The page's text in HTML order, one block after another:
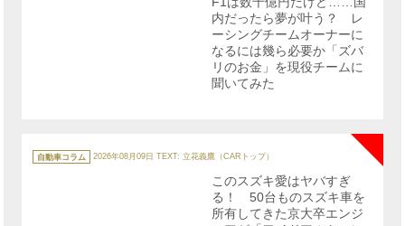
内だったら夢が叶う？ レ
ーシングチームオーナーに
なるには幾ら必要か「ズバ
リのお金」を現役チームに
聞いてみた
テ
ゴ
自動車コラム 2026年08月09日 TEXT: 立花義鷹（CARトップ）
このスズキ愛はヤバすぎ
る！ 50台ものスズキ車を
所有してきた京大卒エンジ